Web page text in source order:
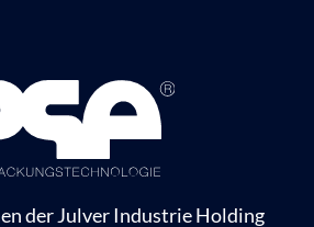
der Julver Industrie Holding